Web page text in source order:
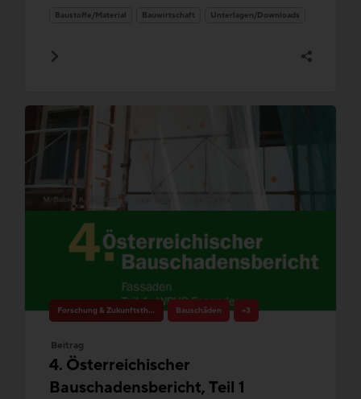
Baustoffe/Material Bauwirtschaft Unterlagen/Downloads
Forschung & Zukunftsthemen Bauschäden +3
Beitrag
4. Österreichischer
Bauschadensbericht, Teil 1